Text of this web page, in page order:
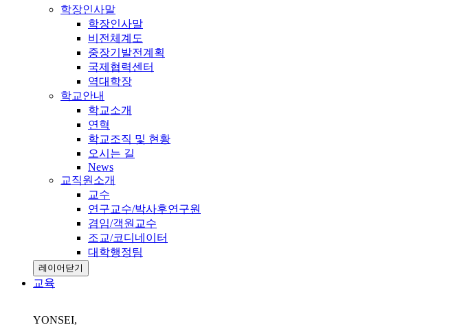
학장인사말
학장인사말
비전체계도
중장기발전계획
국제협력센터
역대학장
학교안내
학교소개
연혁
학교조직 및 현황
오시는 길
News
교직원소개
교수
연구교수/박사후연구원
겸임/객원교수
조교/코디네이터
대학행정팀
레이어닫기
교육
YONSEI,